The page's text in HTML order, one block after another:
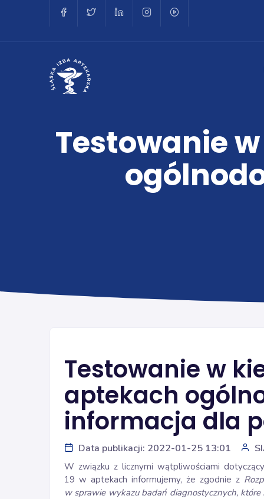
Testowanie
Testowanie w
aptekach
informacja dla
Data publikacji: 2022-01-25 13:01
W związku z licznymi wątpliwościami
19 w aptekach informujemy, że zgodnie z
w sprawie wykazu badań diagnostycznych,